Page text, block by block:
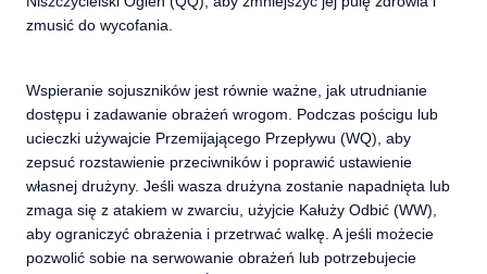
zmusić do wycofania.
Wspieranie sojuszników jest równie ważne, jak utrudnianie
dostępu i zadawanie obrażeń wrogom. Podczas pościgu lub
ucieczki używajcie Przemijającego Przepływu (WQ), aby
zepsuć rozstawienie przeciwników i poprawić ustawienie
własnej drużyny. Jeśli wasza drużyna zostanie napadnięta lub
zmaga się z atakiem w zwarciu, użyjcie Kałuży Odbić (WW),
aby ograniczyć obrażenia i przetrwać walkę. A jeśli możecie
pozwolić sobie na serwowanie obrażeń lub potrzebujecie